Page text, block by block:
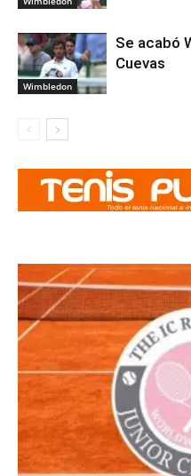
Wimbledon
Se acabó
Cuevas